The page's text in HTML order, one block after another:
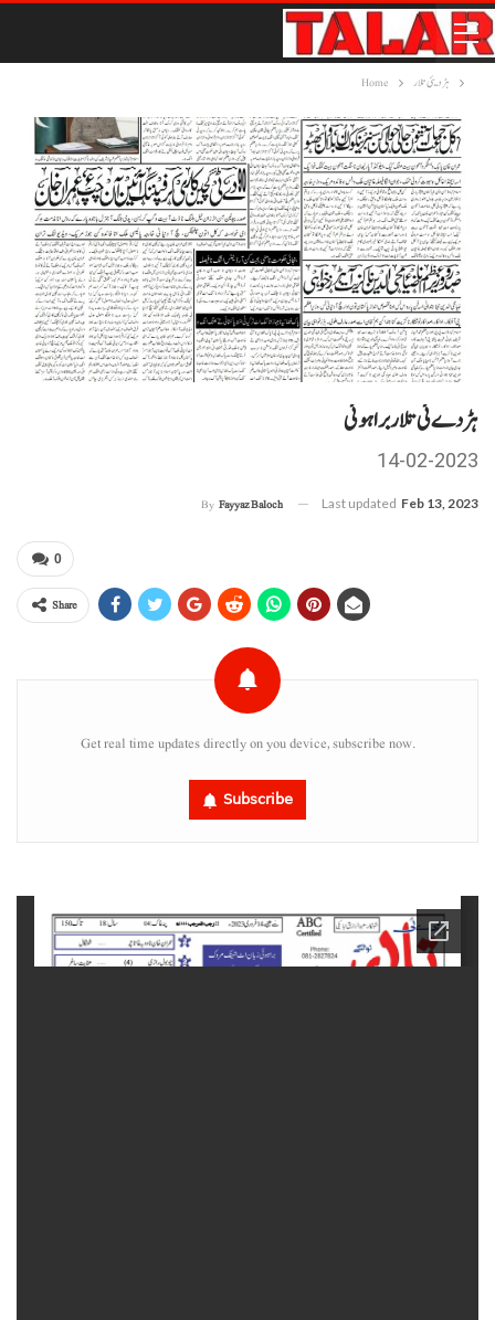
Home ہڑدیئی تلار
ہڑدے ئی تلار براہوئی
14-02-2023
By Fayyaz Baloch Last updated Feb 13, 2023
0
Share
Get real time updates directly on you device, subscribe now.
Subscribe